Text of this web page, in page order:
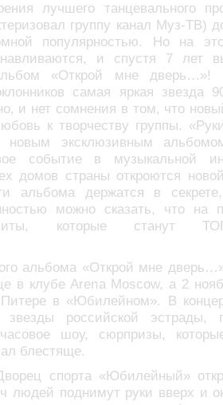
лучшего танцевального
группу канал Муз-ТВ)
популярностью. Но на
и спустя 7 лет
«Открой мне дверь…»!
самая яркая звезда
и нет сомнения в том, что
к творчеству группы.
новым эксклюзивным
событие в музыкальной
домов страны откроются
альбома держатся в
можно сказать, что на
которые станут
альбома «Открой мне
в клубе Arena Moscow, а 2
в «Юбилейном». В
российской эстрады,
шоу, сюрпризы,
блестяще.
спорта «Юбилейный»
людей поднимут руки вверх и